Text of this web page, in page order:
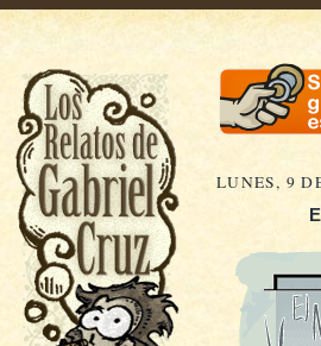
LUNES, 9